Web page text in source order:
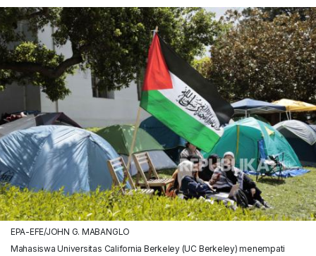
EPA-EFE/JOHN G. MABANGLO
Mahasiswa Universitas California Berkeley (UC Berkeley) menempati